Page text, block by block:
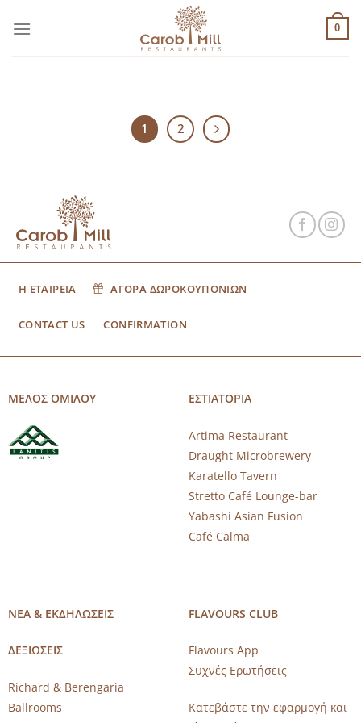
στο
0
1 2
Η ΕΤΑΙΡΕΙΑ ΑΓΟΡΑ ΔΩΡΟΚΟΥΠΟΝΙΩΝ
CONTACT US CONFIRMATION
ΜΕΛΟΣ ΟΜΙΛΟΥ ΕΣΤΙΑΤΟΡΙΑ
Artima Restaurant
Draught Microbrewery
Karatello Tavern
Stretto Café Lounge-bar
Yabashi Asian Fusion
Café Calma
ΝΕΑ & ΕΚΔΗΛΩΣΕΙΣ
ΔΕΞΙΩΣΕΙΣ
Richard & Berengaria
Ballrooms
FLAVOURS CLUB
Flavours App
Συχνές Ερωτήσεις
Κατεβάστε την εφαρμογή και